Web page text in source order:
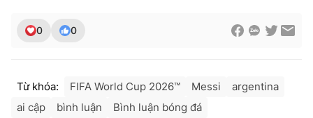
0 0
Từ khóa: FIFA World Cup 2026™ Messi
argentina
ai cập
bình luận
Bình luận bóng đá